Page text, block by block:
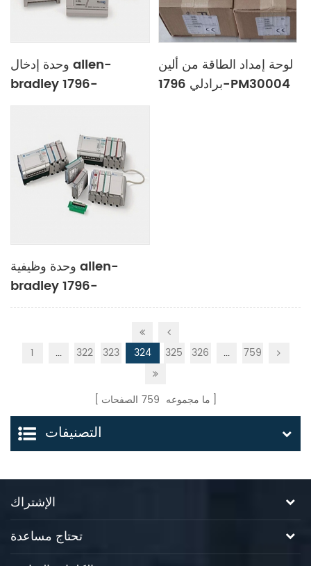
وحدة إدخال allen-
bradley 1796-
لوحة إمداد الطاقة من ألين
برادلي 1796-PM30004
وحدة وظيفية allen-
bradley 1796-
PM30003
1 ... 322 323 324 325 326 ... 759
ما مجموعه 759 الصفحات
التصنيفات
الإشتراك
تحتاج مساعدة